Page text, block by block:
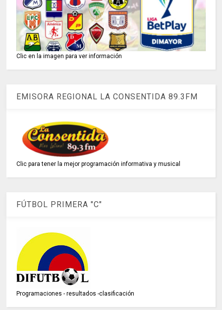
Clic en la imagen para ver información
EMISORA REGIONAL LA CONSENTIDA 89.3FM
Clic para tener la mejor programación informativa y musical
FÚTBOL PRIMERA "C"
Programaciones - resultados -clasificación